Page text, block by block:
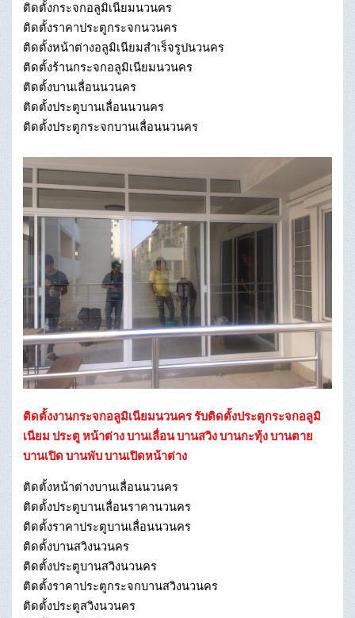
ติดตั้งกระจกอลูมิเนียมนวนคร
ติดตั้งราคาประตูกระจกนวนคร
ติดตั้งหน้าต่างอลูมิเนียมสําเร็จรูปนวนคร
ติดตั้งร้านกระจกอลูมิเนียมนวนคร
ติดตั้งบานเลื่อนนวนคร
ติดตั้งประตูบานเลื่อนนวนคร
ติดตั้งประตูกระจกบานเลื่อนนวนคร
ติดตั้งงานกระจกอลูมิเนียมนวนคร รับติดตั้งประตูกระจกอลูมิ
เนียม ประตู หน้าต่าง บานเลื่อน บานสวิง บานกะทุ้ง บานตาย
บานเปิด บานพับ บานเปิดหน้าต่าง
ติดตั้งหน้าต่างบานเลื่อนนวนคร
ติดตั้งประตูบานเลื่อนราคานวนคร
ติดตั้งราคาประตูบานเลื่อนนวนคร
ติดตั้งบานสวิงนวนคร
ติดตั้งประตูบานสวิงนวนคร
ติดตั้งราคาประตูกระจกบานสวิงนวนคร
ติดตั้งประตูสวิงนวนคร